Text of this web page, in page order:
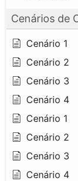
Cenários de
Cenário 1
Cenário 2
Cenário 3
Cenário 4
Cenário 1
Cenário 2
Cenário 3
Cenário 4